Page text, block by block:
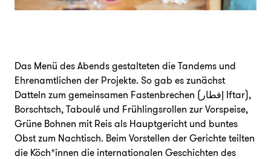
Das Menü des Abends gestalteten die Tandems und
Ehrenamtlichen der Projekte. So gab es zunächst
Datteln zum gemeinsamen Fastenbrechen (إفطار Iftar),
Borschtsch, Taboulé und Frühlingsrollen zur Vorspeise,
Grüne Bohnen mit Reis als Hauptgericht und buntes
Obst zum Nachtisch. Beim Vorstellen der Gerichte teilten
die Köch*innen die internationalen Geschichten des